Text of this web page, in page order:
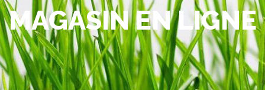
MAGASIN EN LIGNE